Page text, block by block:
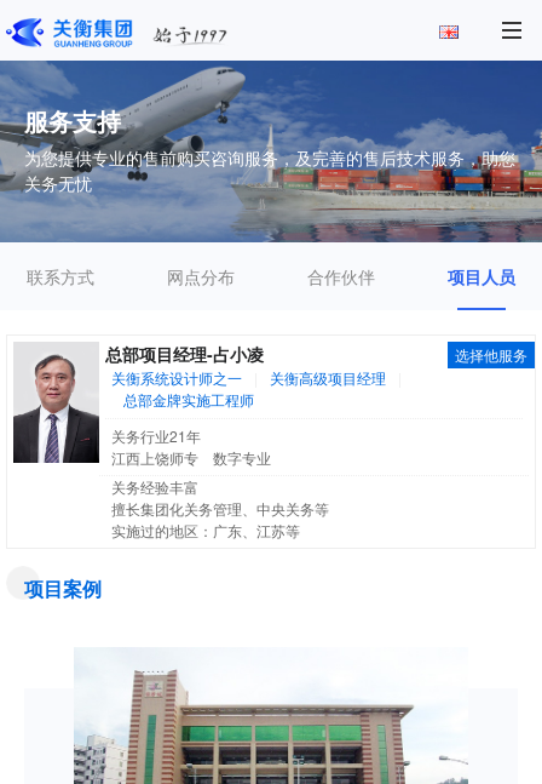
服务支持
为您提供专业的售前购买咨询服务，及完善的售后技术服务，助您
关务无忧
联系方式 网点分布 合作伙伴 项目人员
总部项目经理-占小凌 选择他服务
关衡系统设计师之一 关衡高级项目经理
总部金牌实施工程师
关务行业21年
江西上饶师专 数字专业
关务经验丰富
擅长集团化关务管理、中央关务等
实施过的地区：广东、江苏等
项目案例